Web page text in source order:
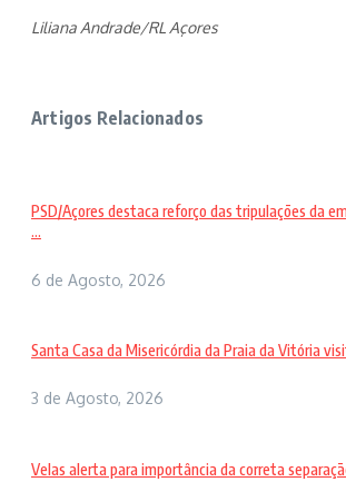
Liliana Andrade/RL Açores
Artigos Relacionados
PSD/Açores destaca reforço das tripulações da
...
6 de Agosto, 2026
Santa Casa da Misericórdia da Praia da Vitória
3 de Agosto, 2026
Velas alerta para importância da correta